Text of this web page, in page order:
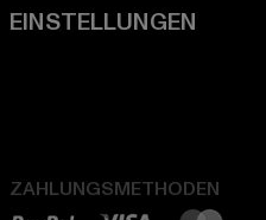
ZAHLUNGSMETHODEN